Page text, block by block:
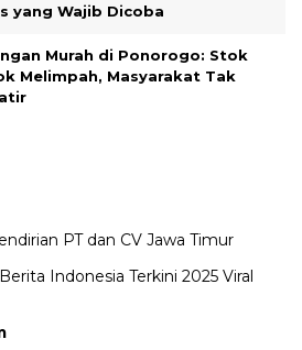
yang Wajib Dicoba
Murah di Ponorogo: Stok
Melimpah, Masyarakat Tak
PT dan CV Jawa Timur
Indonesia Terkini 2025 Viral